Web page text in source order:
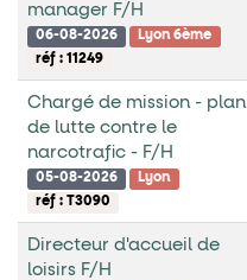
manager F/H
06-08-2026
Lyon 6ème
réf : 11249
Chargé de mission - plan
de lutte contre le
narcotrafic - F/H
05-08-2026
Lyon
réf : T3090
Directeur d'accueil de
loisirs F/H